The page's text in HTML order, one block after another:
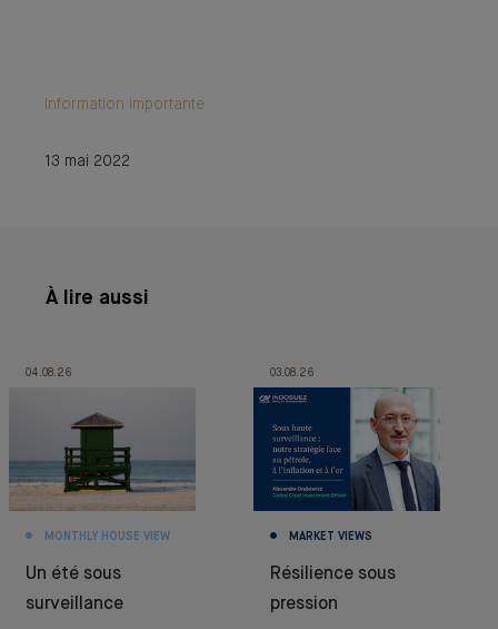
Information importante
13 mai 2022
À lire aussi
04.08.26
MONTHLY HOUSE VIEW
Un été sous
surveillance
03.08.26
MARKET VIEWS
Résilience sous
pression